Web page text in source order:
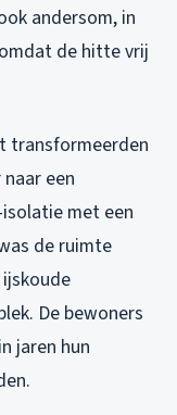
andersom, in
de hitte vrij
transformeerden
een
met een
de ruimte
De bewoners
jaren hun